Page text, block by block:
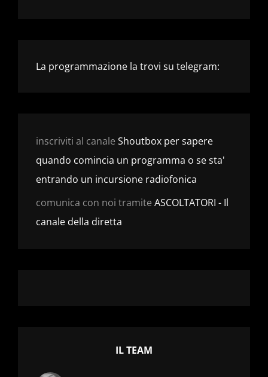
La programmazione la trovi su telegram:
inscriviti al canale Shoutbox per sapere
quando comincia un programma o se sta'
entrando un incursione radiofonica
comunica con noi tramite ASCOLTATORI - Il
canale della diretta
IL TEAM